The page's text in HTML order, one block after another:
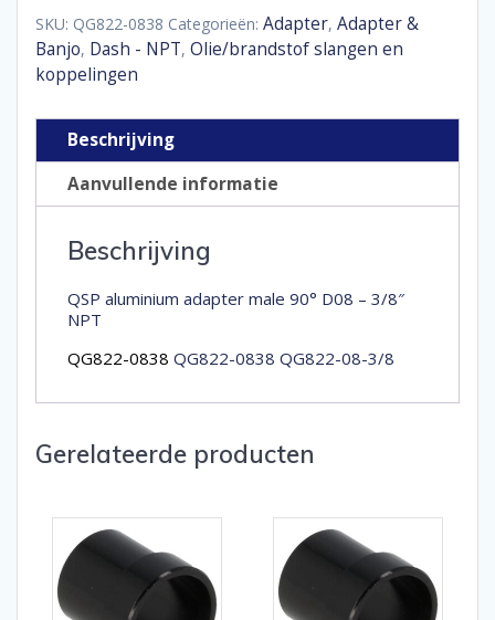
D08
-
3/8"
NPT
SKU: QG822-0838 Categorieën: Adapter, Adapter &
Banjo, Dash - NPT, Olie/brandstof slangen en
koppelingen
Beschrijving
Aanvullende informatie
Beschrijving
QSP aluminium adapter male 90° D08 – 3/8″
NPT
QG822-0838 QG822-0838 QG822-08-3/8
Gerelateerde producten